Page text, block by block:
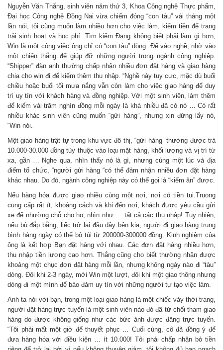
Nguyễn Văn Thắng, sinh viên năm thứ 3, Khoa Công nghệ Thực phẩm,
Đại học Công nghệ Đồng Nai vừa chiếm đóng “con tàu” vài tháng một
lần nói, tôi cũng muốn làm nhiều hơn cho việc làm, kiếm tiền để trang
trải sinh hoạt và học phí. Tìm kiếm Ðang không biết phải làm gì hơn,
Win là một công việc ông chỉ có “con tàu” dòng. Để vào nghề, nhờ vào
một chiến thắng để giúp đỡ những người trong ngành công nghiệp.
“Shipper” đàn anh thường chấp nhận nhiều đơn đặt hàng và giao hàng
chia cho win đi để kiếm thêm thu nhập. “Nghề này tuy cực, mặc dù buổi
chiều hoặc buổi tối mưa nắng vẫn còn làm cho việc giao hàng để duy
trì uy tín với khách hàng và đồng nghiệp. Với một sinh viên, làm thêm
để kiếm vài trăm nghìn đồng mỗi ngày là khá nhiều đã có nó … Có rất
nhiều khác sinh viên cũng muốn “gửi hàng”, nhưng xin đừng lấy nó,
“Win nói.
Một giao hàng trật tự trong khu vực đô thị, “gửi hàng” thường được trả
10.000-30.000 đồng tùy thuộc vào loại mặt hàng, khối lượng và vị trí từ
xa, gần … Nghe qua, nhìn thấy nó là gì, nhưng cùng một lúc và địa
điểm tổ chức, “người gửi hàng “có thể đảm nhận nhiều đơn đặt hàng
khác nhau. Do đó, ngành công nghiệp này có thể gọi là “kiếm ăn” được.
Nếu hàng hóa được giao nhiều cùng một nơi, nơi có tiền tui.Truong
cung cấp rất ít, khoảng cách và khi đến nơi, khách được yêu cầu gửi
xe để nhường chỗ cho họ, nhìn như … tất cả các thu nhập! Tuy nhiên,
nếu bù đắp bằng, liếc trở lại đầu dây bên kia, người đi giao hàng trung
bình hàng ngày có thể bỏ túi từ 200000-300000 đồng. Kinh nghiệm của
ông là kết hợp Bạn đặt hàng với nhau. Các đơn đặt hàng nhiều hơn,
thu nhập tiền lương cao hơn. Thắng cũng cho biết thường nhận được
khoảng một chục đơn đặt hàng mỗi lần, nhưng không ngày nào đi “tàu”
dòng. Đôi khi 2-3 ngày, mới Win một lượt, đôi khi một giao thông nhưng
dòng đi một mình để bảo đảm uy tín với những người tự tạo việc làm.
Anh ta nói với bạn, trong một loại giao hàng là một chiếc váy thời trang,
người đặt hàng trực tuyến là một sinh viên nào đó đã từ chối tham giao
hàng do được không giống như các bức ảnh được đăng trực tuyến.
“Tôi phải mất một giờ để thuyết phục … Cuối cùng, cô đã đồng ý để
đưa hàng hóa với điều kiện … ít 10.000! Tôi phải chấp nhận bỏ tiền